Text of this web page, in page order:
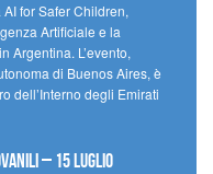
for Safer Children,
Artificiale e la
Argentina. L’evento,
di Buenos Aires, è
dell’Interno degli Emirati
– 15 luglio